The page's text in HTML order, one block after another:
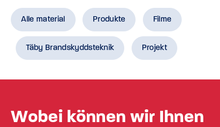
Alle material Produkte Filme
Täby Brandskyddsteknik Projekt
Wobei können wir Ihnen